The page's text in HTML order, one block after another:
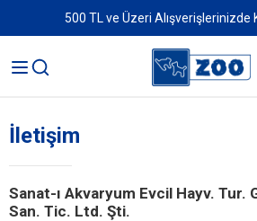
500 TL ve Üzeri Alışverişlerinizde
İletişim
Sanat-ı Akvaryum Evcil Hayv. Tur.
San. Tic. Ltd. Şti.